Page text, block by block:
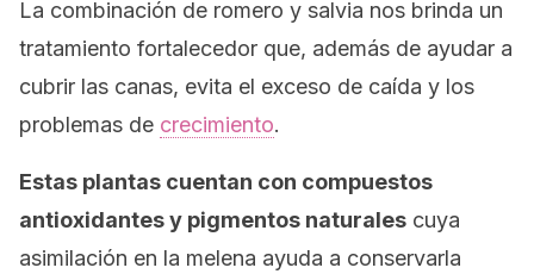
La combinación de romero y salvia nos brinda un
tratamiento fortalecedor que, además de ayudar a
cubrir las canas, evita el exceso de caída y los
problemas de crecimiento.
Estas plantas cuentan con compuestos
antioxidantes y pigmentos naturales cuya
asimilación en la melena ayuda a conservarla